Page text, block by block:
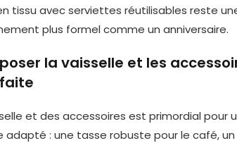
tissu avec serviettes réutilisables reste
plus formel comme un anniversaire.
la vaisselle et les
et des accessoires est primordial pour
adapté : une tasse robuste pour le café,